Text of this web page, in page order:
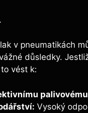
v pneumatikách
důsledky.
vést k:
palivovému
Vysoký